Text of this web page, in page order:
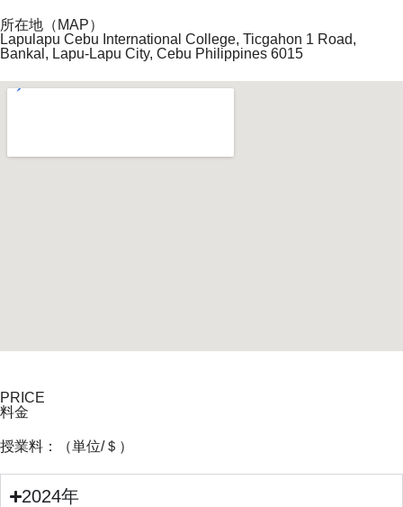
所在地（MAP）
Lapulapu Cebu International College, Ticgahon 1 Road,
Bankal, Lapu-Lapu City, Cebu Philippines 6015
PRICE
料金
授業料：（単位/＄）
2024年